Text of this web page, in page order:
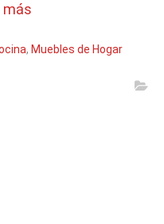
más
, Muebles de Hogar